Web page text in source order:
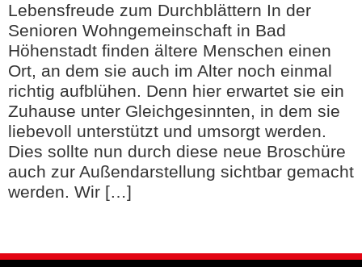
Lebensfreude zum Durchblättern In der
Senioren Wohngemeinschaft in Bad
Höhenstadt finden ältere Menschen einen
Ort, an dem sie auch im Alter noch einmal
richtig aufblühen. Denn hier erwartet sie ein
Zuhause unter Gleichgesinnten, in dem sie
liebevoll unterstützt und umsorgt werden.
Dies sollte nun durch diese neue Broschüre
auch zur Außendarstellung sichtbar gemacht
werden. Wir […]